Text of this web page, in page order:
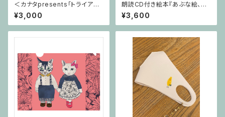
＜カナタpresents「トライアン
グル」〜アイビー〜グッズ＞パン
フレット
¥3,000
朗読CD付き絵本『あぶな絵、あ
ぶり声～葵～』
¥3,600